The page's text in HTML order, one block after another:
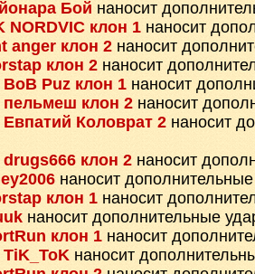
Бой наносит
NORDVIC клон 1 наносит
anger клон 2 наносит
клон 2 наносит
BoB Puz клон 1 наносит
пельмеш клон 2 наносит
Евпатий Коловрат 2 наносит
drugs666 клон 2 наносит
наносит
клон 1 наносит
наносит дополнительные
клон 1 наносит
TiK_ToK наносит